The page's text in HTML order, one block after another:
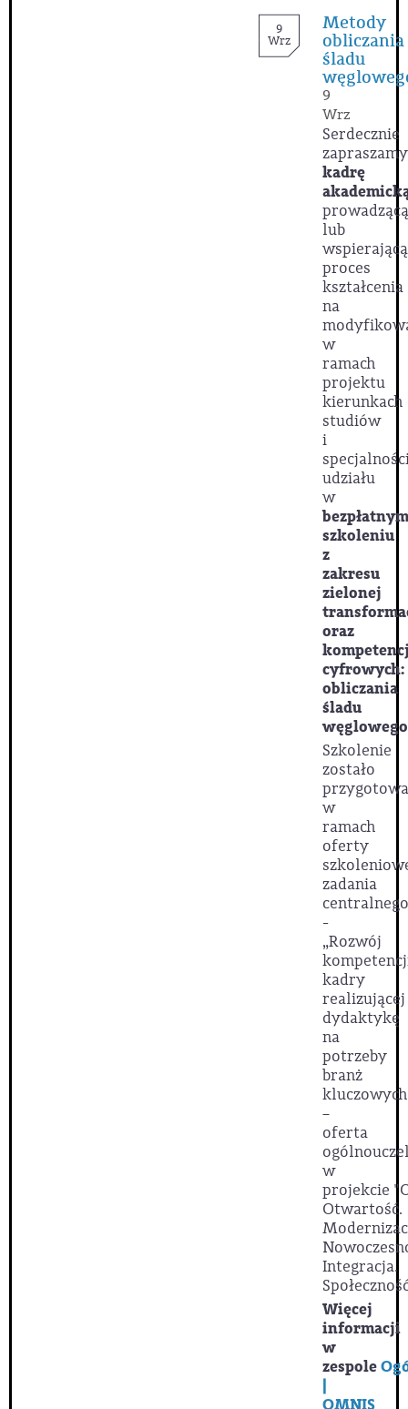
9
Wrz
Metody
obliczania
śladu
9
Wrz
Serdecznie
zapraszamy
kadrę
prowadzącą
lub
wspierającą
proces
kształcenia
na
w
ramach
projektu
kierunkach
studiów
i
udziału
w
bezpłatnym
szkoleniu
z
zakresu
zielonej
oraz
obliczania
śladu
Szkolenie
zostało
w
ramach
oferty
zadania
-
„Rozwój
kadry
realizującej
dydaktykę
na
potrzeby
branż
–
oferta
w
projekcie
Otwartość.
Integracja.
Więcej
informacji
w
zespole
|